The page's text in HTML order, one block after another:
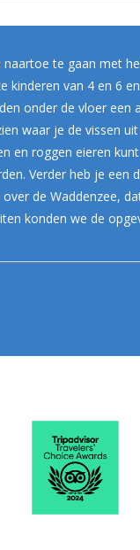
naartoe te gaan met
kinderen van 4 en 6
onder de vloer een
waar je de vissen
en roggen eieren
Verder heb je een
de Waddenzee,
konden we de